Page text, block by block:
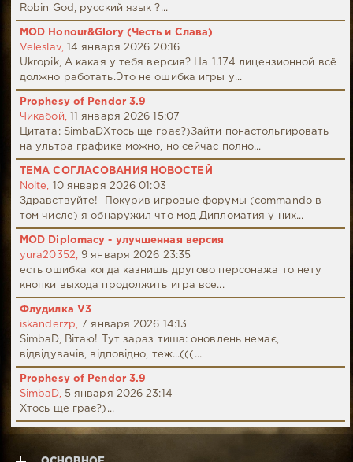
Robin God, русский язык ?...
MOD Honour&Glory (Честь и Слава)
Veleslav,
14 января 2026 20:16
Ukropik, А какая у тебя версия? На 1.174 лицензионной всё
должно работать.Это не ошибка игры у...
Prophesy of Pendor 3.9
Чикабой,
11 января 2026 15:07
Цитата: SimbaDХтось ще грає?)Зайти понастольгировать
на ультра графике можно, но сейчас полно...
ТЕМА СОГЛАСОВАНИЯ НОВОСТЕЙ
Nolte,
10 января 2026 01:03
Здравствуйте! Покурив игровые форумы (commando в
том числе) я обнаружил что мод Дипломатия у них...
MOD Diplomacy - улучшенная версия
yura20352,
9 января 2026 23:35
есть ошибка когда казнишь другово персонажа то нету
кнопки выхода продолжить игра все...
Флудилка V3
iskanderzp,
7 января 2026 14:13
SimbaD, Вітаю! Тут зараз тиша: оновлень немає,
відвідувачів, відповідно, теж...(((...
Prophesy of Pendor 3.9
SimbaD,
5 января 2026 23:14
Хтось ще грає?)...